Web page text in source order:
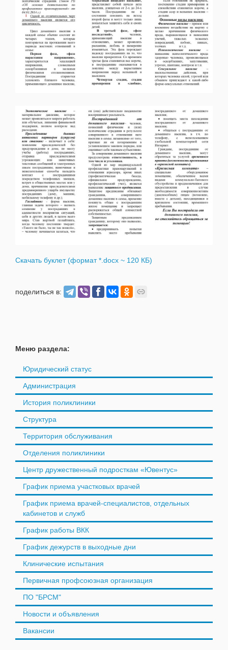
Скачать буклет (формат *.docx ~ 120 КБ)
поделиться в:
Меню раздела:
Юридический статус
Администрация
История поликлиники
Структура
Территория обслуживания
Отделения поликлиники
Центр дружественный подросткам «Ювентус»
График приема участковых врачей
График приема врачей-специалистов, отдельных
кабинетов и служб
График работы ВКК
График дежурств в выходные дни
Клинические испытания
Первичная профсоюзная организация
ПО "БРСМ"
Новости и объявления
Вакансии